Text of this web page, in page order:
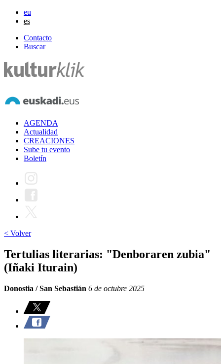
eu
es
Contacto
Buscar
AGENDA
Actualidad
CREACIONES
Sube tu evento
Boletín
< Volver
Tertulias literarias: "Denboraren zubia"
(Iñaki Iturain)
Donostia / San Sebastián 6 de octubre 2025